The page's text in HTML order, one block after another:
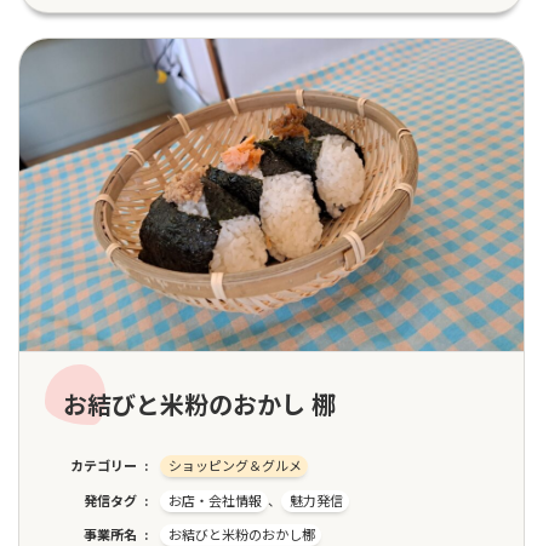
お結びと米粉のおかし 梛
カテゴリー
ショッピング＆グルメ
発信タグ
お店・会社情報 、
魅力発信
事業所名
お結びと米粉のおかし梛